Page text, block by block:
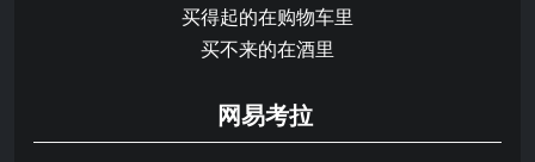
买得起的在购物车里
买不来的在酒里
网易考拉